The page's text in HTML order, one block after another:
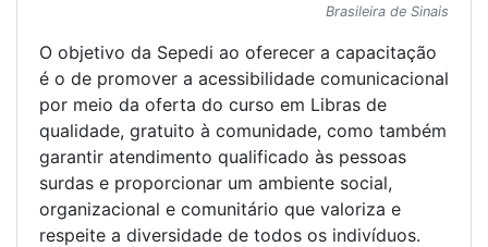
Brasileira de Sinais
O objetivo da Sepedi ao oferecer a capacitação
é o de promover a acessibilidade comunicacional
por meio da oferta do curso em Libras de
qualidade, gratuito à comunidade, como também
garantir atendimento qualificado às pessoas
surdas e proporcionar um ambiente social,
organizacional e comunitário que valoriza e
respeite a diversidade de todos os indivíduos.